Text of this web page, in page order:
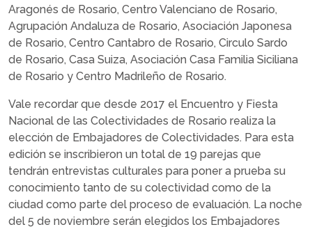
Aragonés de Rosario, Centro Valenciano de Rosario,
Agrupación Andaluza de Rosario, Asociación Japonesa
de Rosario, Centro Cantabro de Rosario, Circulo Sardo
de Rosario, Casa Suiza, Asociación Casa Familia Siciliana
de Rosario y Centro Madrileño de Rosario.
Vale recordar que desde 2017 el Encuentro y Fiesta
Nacional de las Colectividades de Rosario realiza la
elección de Embajadores de Colectividades. Para esta
edición se inscribieron un total de 19 parejas que
tendrán entrevistas culturales para poner a prueba su
conocimiento tanto de su colectividad como de la
ciudad como parte del proceso de evaluación. La noche
del 5 de noviembre serán elegidos los Embajadores